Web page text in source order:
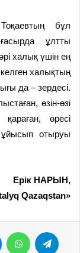
бұл
ұлтты
халық үшін ең
халықтың
да – зердесі.
өзін-өзі
өресі
отыруы
Ерік НАРЫН,
Qazaqstan»